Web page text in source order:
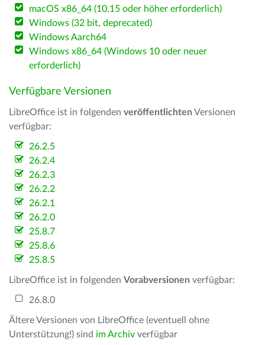
macOS x86_64 (10.15 oder höher erforderlich)
Windows (32 bit, deprecated)
Windows Aarch64
Windows x86_64 (Windows 10 oder neuer
erforderlich)
Verfügbare Versionen
LibreOffice ist in folgenden veröffentlichten Versionen
verfügbar:
26.2.5
26.2.4
26.2.3
26.2.2
26.2.1
26.2.0
25.8.7
25.8.6
25.8.5
LibreOffice ist in folgenden Vorabversionen verfügbar:
26.8.0
Ältere Versionen von LibreOffice (eventuell ohne
Unterstützung!) sind im Archiv verfügbar